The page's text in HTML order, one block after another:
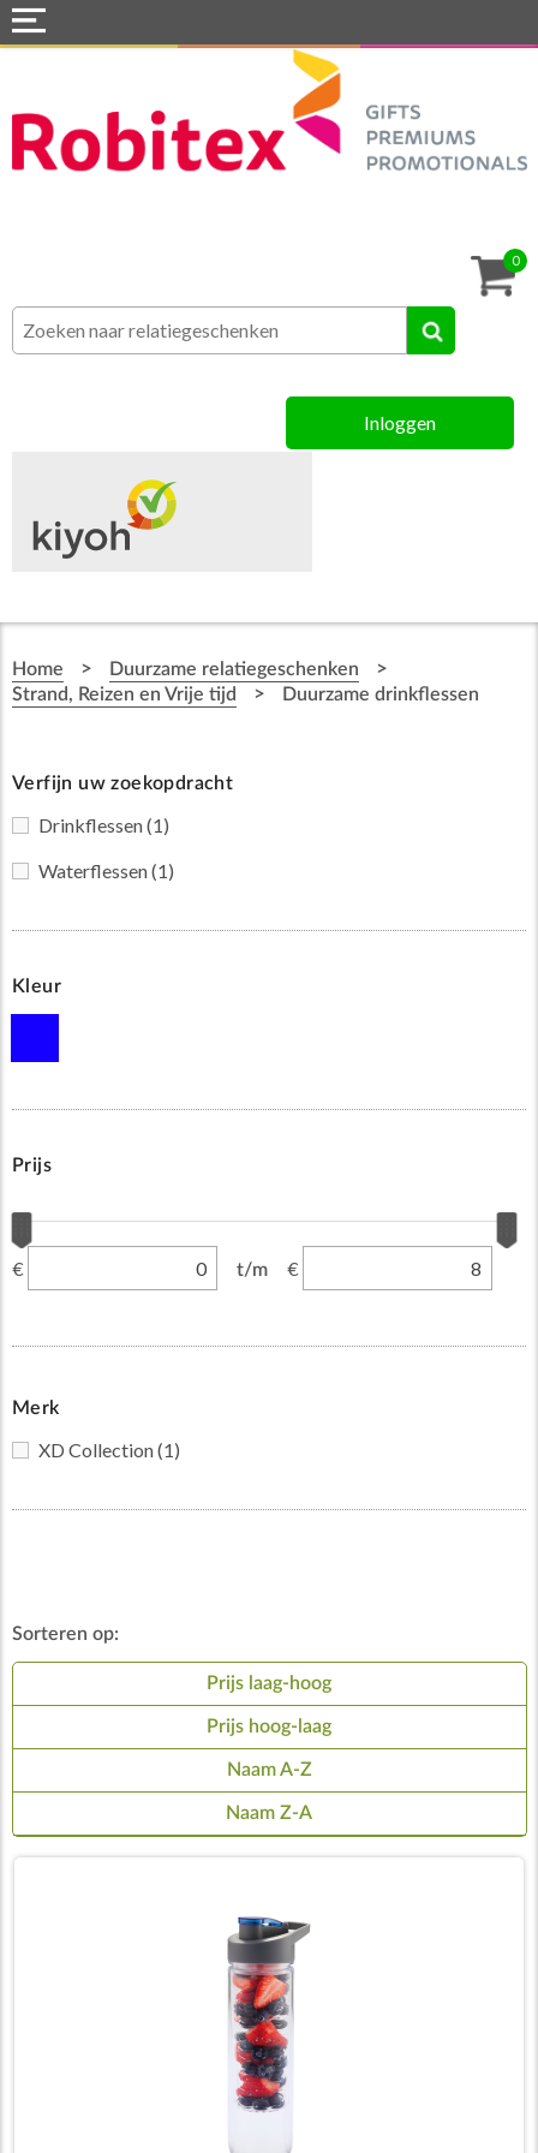
0
Inloggen
Webshops
Textiel
Home > Duurzame relatiegeschenken >
Strand, Reizen en Vrije tijd > Duurzame drinkflessen
Verfijn uw zoekopdracht
Drinkflessen(1)
Waterflessen(1)
Kleur
Prijs
€ t/m €
Merk
XD Collection(1)
Sorteren op:
Prijs laag-hoog
Prijs hoog-laag
Naam A-Z
Naam Z-A